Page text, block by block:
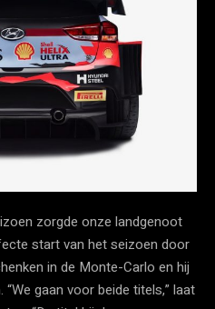
zorgde onze landgenoot
start van het seizoen door
in de Monte-Carlo en hij
gaan voor beide titels,” laat